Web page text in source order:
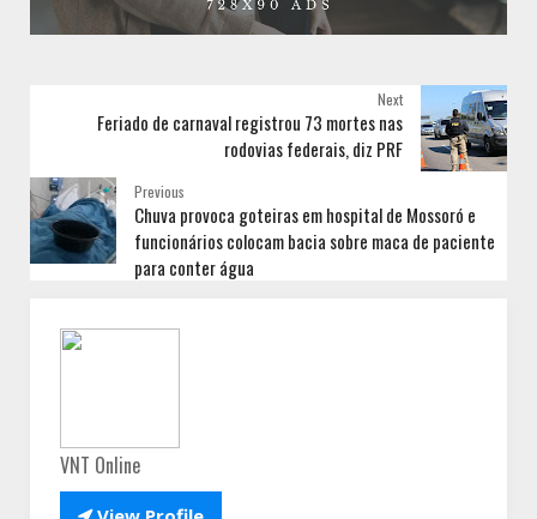
Next
Feriado de carnaval registrou 73 mortes nas
rodovias federais, diz PRF
Previous
Chuva provoca goteiras em hospital de Mossoró e
funcionários colocam bacia sobre maca de paciente
para conter água
VNT Online